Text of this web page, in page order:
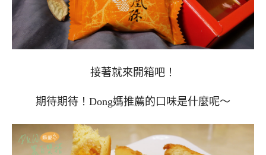
接著就來開箱吧！
期待期待！Dong媽推薦的口味是什麼呢～